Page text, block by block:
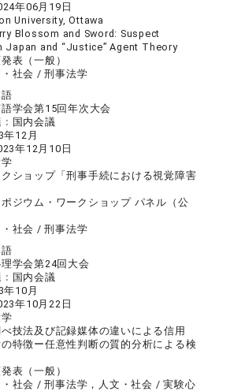
年06月19日
University, Ottawa
Blossom and Sword: Suspect
Japan and “Justice” Agent Theory
表（一般）
・社会 / 刑事法学
語
学会第15回年次大会
国内会議
年12月
年12月10日
ショップ「刑事手続における視覚障害
ジウム・ワークショップ パネル（公
・社会 / 刑事法学
語
学会第24回大会
国内会議
年10月
年10月22日
技法及び記録媒体の違いによる信用
特徴ー任意性判断の質的分析による検
表（一般）
・社会 / 刑事法学，人文・社会 / 実験心